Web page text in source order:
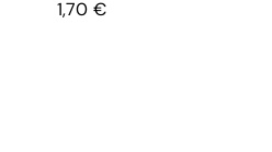
1,70 €